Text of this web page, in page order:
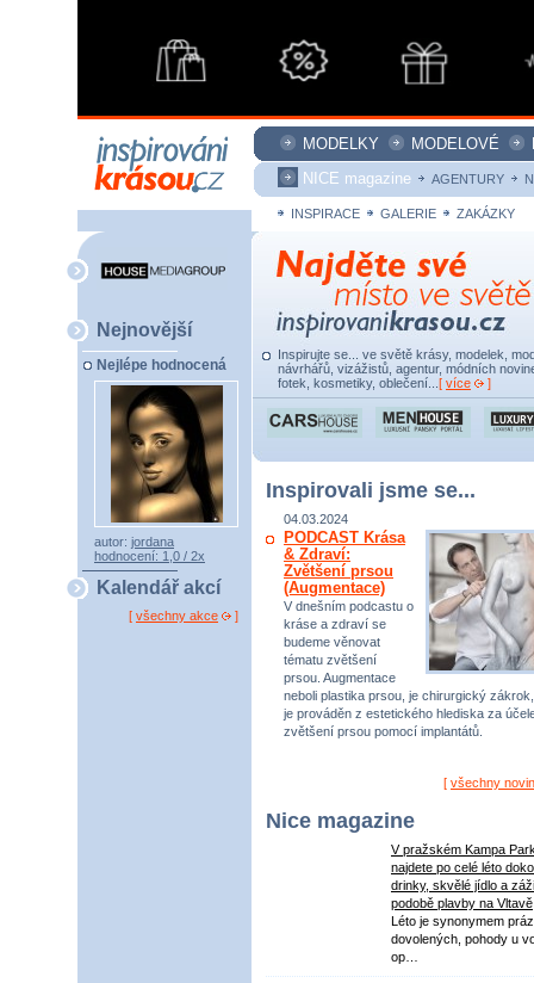
MODELKY MODELOVÉ
NICE magazine
AGENTURY
INSPIRACE GALERIE ZAKÁZKY
Nejnovější
Nejlépe hodnocená
autor: jordana
hodnocení: 1,0 / 2x
Kalendář akcí
[ všechny akce ]
Inspirujte se... ve světě krásy, modelek,
návrhářů, vizážistů, agentur, módních
fotek, kosmetiky, oblečení... [ více ]
Inspirovali jsme se...
04.03.2024
PODCAST Krása
& Zdraví:
Zvětšení prsou
(Augmentace)
V dnešním podcastu o
kráse a zdraví se
budeme věnovat
tématu zvětšení
prsou. Augmentace
neboli plastika prsou, je chirurgický
je prováděn z estetického hlediska za
zvětšení prsou pomocí implantátů.
[ všechny
Nice magazine
V pražském Kampa
najdete po celé léto
drinky, skvělé jídlo a
podobě plavby na Vltavě
Léto je synonymem
dovolených, pohody u
op…